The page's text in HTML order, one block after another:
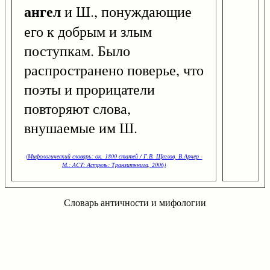
ангели Ш., понуждающие
его к добрым и злым
поступкам. Было
распространено поверье, что
поэты и прорицатели
повторяют слова,
внушаемые им Ш.
(Мифологический словарь: ок. 1800 статей / Г.В. Щеглов, В.Арчер -
М.: ACT: Астрель: Транзиткнига, 2006)
Словарь античности и мифологии